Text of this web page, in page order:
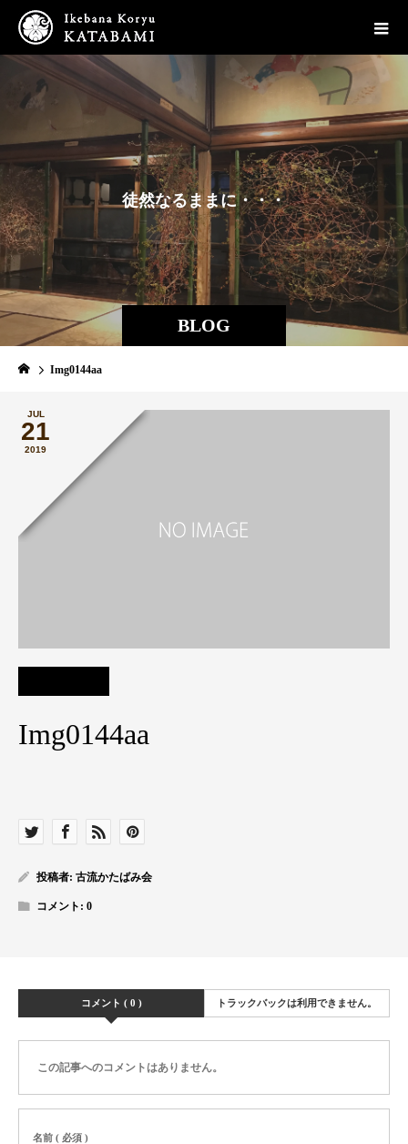
BLOG
徒然なるままに・・・
Img0144aa
JUL
21
2019
Img0144aa
投稿者: 古流かたばみ会
コメント: 0
コメント ( 0 ) トラックバックは利用できません。
この記事へのコメントはありません。
名前 ( 必須 )